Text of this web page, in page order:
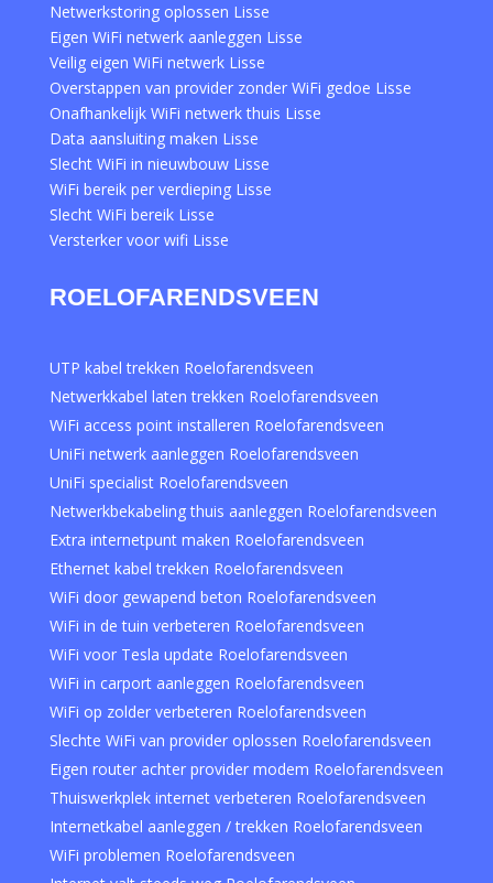
Netwerkstoring oplossen Lisse
Eigen WiFi netwerk aanleggen Lisse
Veilig eigen WiFi netwerk Lisse
Overstappen van provider zonder WiFi gedoe Lisse
Onafhankelijk WiFi netwerk thuis Lisse
Data aansluiting maken Lisse
Slecht WiFi in nieuwbouw Lisse
WiFi bereik per verdieping Lisse
Slecht WiFi bereik Lisse
Versterker voor wifi Lisse
ROELOFARENDSVEEN
UTP kabel trekken Roelofarendsveen
Netwerkkabel laten trekken Roelofarendsveen
WiFi access point installeren Roelofarendsveen
UniFi netwerk aanleggen Roelofarendsveen
UniFi specialist Roelofarendsveen
Netwerkbekabeling thuis aanleggen Roelofarendsveen
Extra internetpunt maken Roelofarendsveen
Ethernet kabel trekken Roelofarendsveen
WiFi door gewapend beton Roelofarendsveen
WiFi in de tuin verbeteren Roelofarendsveen
WiFi voor Tesla update Roelofarendsveen
WiFi in carport aanleggen Roelofarendsveen
WiFi op zolder verbeteren Roelofarendsveen
Slechte WiFi van provider oplossen Roelofarendsveen
Eigen router achter provider modem Roelofarendsveen
Thuiswerkplek internet verbeteren Roelofarendsveen
Internetkabel aanleggen / trekken Roelofarendsveen
WiFi problemen Roelofarendsveen